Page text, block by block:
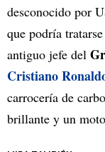
desconocido por
que podría
antiguo jefe del
Cristiano
carrocería de
brillante y un